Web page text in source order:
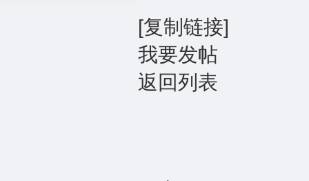
[复制链接]
我要发帖
返回列表